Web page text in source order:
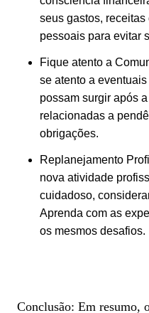
seus gastos,
pessoais para evitar
Fique atento a
se atento a
possam surgir após
relacionadas a
obrigações.
Replanejamento
nova atividade
cuidadoso,
Aprenda com as
os mesmos desafios.
Conclusão: Em resumo,